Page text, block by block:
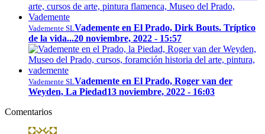
Vademente SLVademente en El Prado, Dirk Bouts. Tríptico
de la vida...20 noviembre, 2022 - 15:57
Vademente SLVademente en El Prado, Roger van der
Weyden, La Piedad13 noviembre, 2022 - 16:03
Comentarios